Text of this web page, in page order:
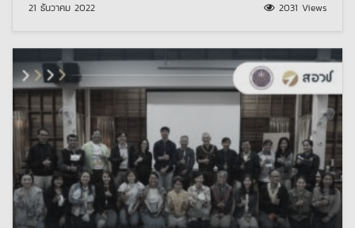
21 ธันวาคม 2022 2031 Views